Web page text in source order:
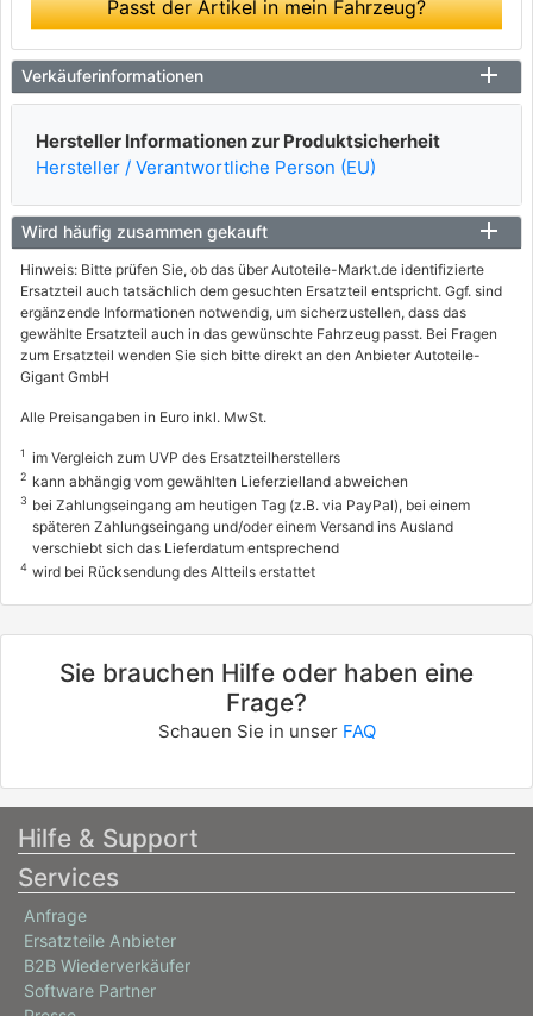
Passt der Artikel in mein Fahrzeug?
Verkäuferinformationen
Hersteller Informationen zur Produktsicherheit
Hersteller / Verantwortliche Person (EU)
Wird häufig zusammen gekauft
Hinweis: Bitte prüfen Sie, ob das über Autoteile-Markt.de identifizierte
Ersatzteil auch tatsächlich dem gesuchten Ersatzteil entspricht. Ggf. sind
ergänzende Informationen notwendig, um sicherzustellen, dass das
gewählte Ersatzteil auch in das gewünschte Fahrzeug passt. Bei Fragen
zum Ersatzteil wenden Sie sich bitte direkt an den Anbieter Autoteile-
Gigant GmbH
Alle Preisangaben in Euro inkl. MwSt.
1 im Vergleich zum UVP des Ersatzteilherstellers
2 kann abhängig vom gewählten Lieferzielland abweichen
3 bei Zahlungseingang am heutigen Tag (z.B. via PayPal), bei einem
späteren Zahlungseingang und/oder einem Versand ins Ausland
verschiebt sich das Lieferdatum entsprechend
4 wird bei Rücksendung des Altteils erstattet
Sie brauchen Hilfe oder haben eine
Frage?
Schauen Sie in unser FAQ
Hilfe & Support
Services
Anfrage
Ersatzteile Anbieter
B2B Wiederverkäufer
Software Partner